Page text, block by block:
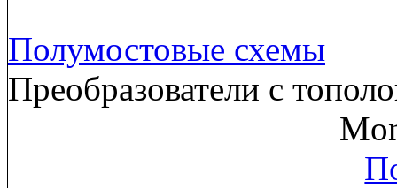
Полумостовые схемы
Преобразователи с